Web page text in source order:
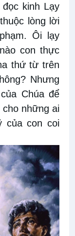
kinh Lạy
lòng lời
Ôi lạy
con thực
thứ từ trên
Nhưng
Chúa để
những ai
của con coi